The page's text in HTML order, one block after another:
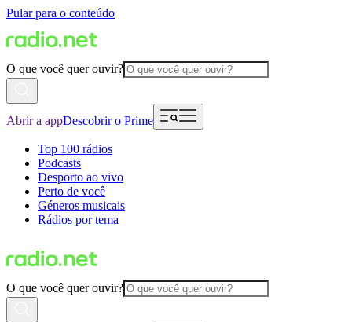
Pular para o conteúdo
O que você quer ouvir?
Abrir a appDescobrir o Prime
Top 100 rádios
Podcasts
Desporto ao vivo
Perto de você
Géneros musicais
Rádios por tema
O que você quer ouvir?